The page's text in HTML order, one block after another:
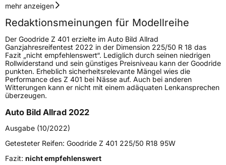
Geschwindigkeitsindex
Höchstgeschwindigkeit
210 km/h
Lastindex96
Höchstlast710 kg
Gewicht (in kg)10,0738 kg
FahrzeugtypPKW
VerwendungGanzjahresreifen
Modellname
Z 401
mehr anzeigen
Redaktionsmeinungen für Modellreihe
Der Goodride Z 401 erzielte im Auto Bild Allrad
Ganzjahresreifentest 2022 in der Dimension 225/50 R 18 das
Fazit „nicht empfehlenswert“. Lediglich durch seinen niedrigen
Rollwiderstand und sein günstiges Preisniveau kann der Goodride
punkten. Erheblich sicherheitsrelevante Mängel wies die
Performance des Z 401 bei Nässe auf. Auch bei anderen
Witterungen kann er nicht mit einem adäquaten Lenkansprechen
überzeugen.
Auto Bild Allrad 2022
Ausgabe (10/2022)
Getesteter Reifen: Goodride Z 401 225/50 R18 95W
Fazit: nicht empfehlenswert